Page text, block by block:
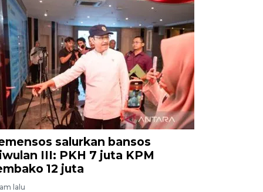
salurkan bansos
III: PKH 7 juta KPM
12 juta
lalu